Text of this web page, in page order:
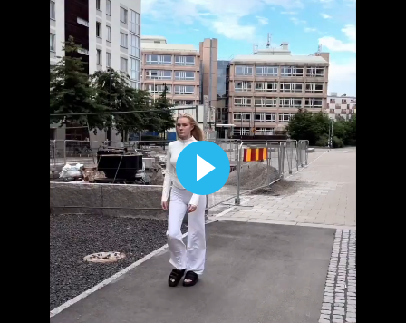
Haalanda oxşarlıqları ilə viral
oldular